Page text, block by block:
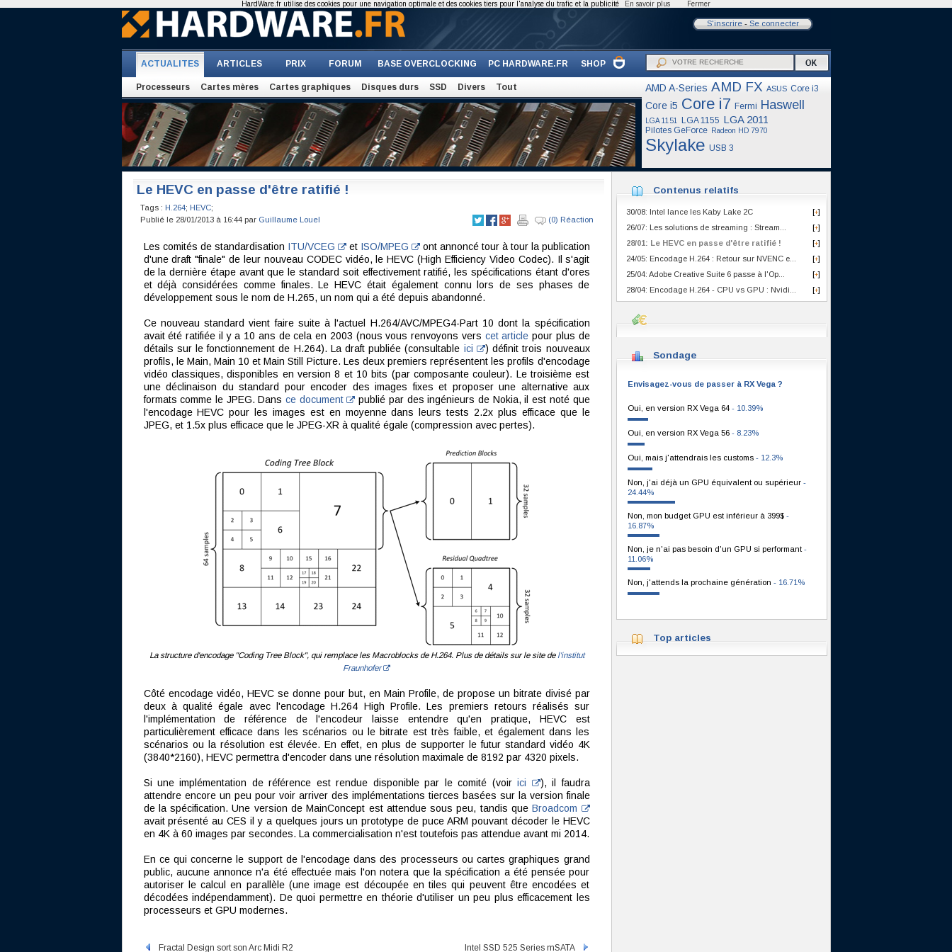
S'inscrire- Se connecter
ACTUALITES ARTICLES PRIX FORUM BASE OVERCLOCKING PC HARDWARE.FR SHOP
Processeurs Cartes mères Cartes graphiques Disques durs SSD Divers Tout AMD A-Series AMD FX ASUS Core i3
Core i5 Core i7 Fermi Haswell
LGA 1151 LGA 1155 LGA 2011
Pilotes GeForce Radeon HD 7970
Skylake USB 3
Le HEVC en passe d'être ratifié !
Tags : H.264; HEVC;
Publié le 28/01/2013 à 16:44 par Guillaume Louel (0) Réaction
Les comités de standardisation ITU/VCEG et ISO/MPEG
ont annoncé tour à tour la publication
d'une draft "finale" de leur nouveau CODEC vidéo, le HEVC (High Efficiency Video Codec). Il s'agit
de la dernière étape avant que le standard soit effectivement ratifié, les spécifications étant d'ores
et déjà considérées comme finales. Le HEVC était également connu lors de ses phases de
développement sous le nom de H.265, un nom qui a été depuis abandonné.
Ce nouveau standard vient faire suite à l'actuel H.264/AVC/MPEG4-Part 10 dont la spécification
avait été ratifiée il y a 10 ans de cela en 2003 (nous vous renvoyons vers cet article pour plus de
détails sur le fonctionnement de H.264). La draft publiée (consultable ici
) définit trois nouveaux
profils, le Main, Main 10 et Main Still Picture. Les deux premiers représentent les profils d'encodage
vidéo classiques, disponibles en version 8 et 10 bits (par composante couleur). Le troisième est
une déclinaison du standard pour encoder des images fixes et proposer une alternative aux
formats comme le JPEG. Dansce document
publié par des ingénieurs de Nokia, il est noté que
l'encodage HEVC pour les images est en moyenne dans leurs tests 2.2x plus efficace que le
JPEG, et 1.5x plus efficace que le JPEG-XR à qualité égale (compression avec pertes).
La structure d'encodage "Coding Tree Block", qui remplace les Macroblocks de H.264. Plus de détails sur le site de l'institut
Fraunhofer
Côté encodage vidéo, HEVC se donne pour but, en Main Profile, de propose un bitrate divisé par
deux à qualité égale avec l'encodage H.264 High Profile. Les premiers retours réalisés sur
l'implémentation de référence de l'encodeur laisse entendre qu'en pratique, HEVC est
particulièrement efficace dans les scénarios ou le bitrate est très faible, et également dans les
scénarios ou la résolution est élevée. En effet, en plus de supporter le futur standard vidéo 4K
(3840*2160), HEVC permettra d'encoder dans une résolution maximale de 8192 par 4320 pixels.
Si une implémentation de référence est rendue disponible par le comité (voirici
), il faudra
attendre encore un peu pour voir arriver des implémentations tierces basées sur la version finale
de la spécification. Une version de MainConcept est attendue sous peu, tandis queBroadcom
avait présenté au CES il y a quelques jours un prototype de puce ARM pouvant décoder le HEVC
en 4K à 60 images par secondes. La commercialisation n'est toutefois pas attendue avant mi 2014.
En ce qui concerne le support de l'encodage dans des processeurs ou cartes graphiques grand
public, aucune annonce n'a été effectuée mais l'on notera que la spécification a été pensée pour
autoriser le calcul en parallèle (une image est découpée en tiles qui peuvent être encodées et
décodées indépendamment). De quoi permettre en théorie d'utiliser un peu plus efficacement les
processeurs et GPU modernes.
Fractal Design sort son Arc Midi R2 Intel SSD 525 Series mSATA
Contenus relatifs
[+]
30/08: Intel lance les Kaby Lake 2C
[+]
26/07: Les solutions de streaming : Stream...
[+]
28/01: Le HEVC en passe d'être ratifié !
[+]
24/05: Encodage H.264 : Retour sur NVENC e...
[+]
25/04: Adobe Creative Suite 6 passe à l'Op...
[+]
28/04: Encodage H.264 - CPU vs GPU : Nvidi...
Sondage
Envisagez-vous de passer à RX Vega ?
Oui, en version RX Vega 64 - 10.39%
Oui, en version RX Vega 56 - 8.23%
Oui, mais j'attendrais les customs - 12.3%
Non, j'ai déjà un GPU équivalent ou supérieur -
24.44%
Non, mon budget GPU est inférieur à 399$ -
16.87%
Non, je n'ai pas besoin d'un GPU si performant -
11.06%
Non, j'attends la prochaine génération - 16.71%
Top articles
HardWare.fr utilise des cookies pour une navigation optimale et des cookies tiers pour l'analyse du trafic et la publicité En savoir plus Fermer